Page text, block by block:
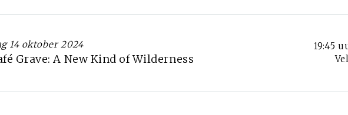
14 oktober 2024
Grave: A New Kind of Wilderness
19:45